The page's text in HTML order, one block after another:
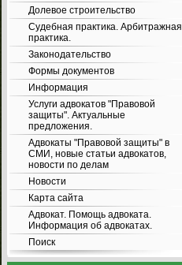
Долевое строительство
Судебная практика. Арбитражная
практика.
Законодательство
Формы документов
Информация
Услуги адвокатов "Правовой
защиты". Актуальные
предложения.
Адвокаты "Правовой защиты" в
СМИ, новые статьи адвокатов,
новости по делам
Новости
Карта сайта
Адвокат. Помощь адвоката.
Информация об адвокатах.
Поиск